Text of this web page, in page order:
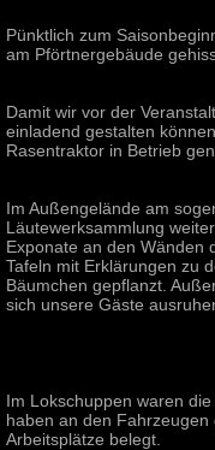
Pünktlich zum
am Pförtnergebäude
Damit wir vor der
einladend gestalten
Rasentraktor in Betrieb
Im Außengelände am
Läutewerksammlung
Exponate an den Wänden
Tafeln mit Erklärungen zu
Bäumchen gepflanzt.
sich unsere Gäste
Im Lokschuppen waren
haben an den
Arbeitsplätze belegt.